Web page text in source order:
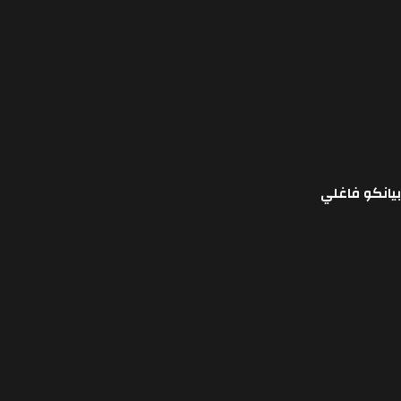
بيانكو فاغلي